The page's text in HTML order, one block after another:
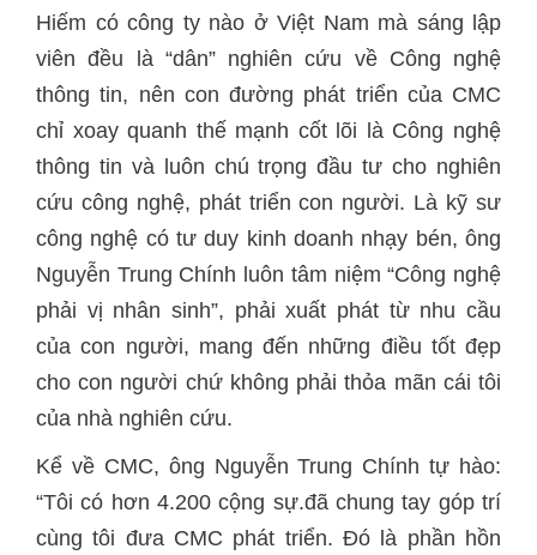
Hiếm có công ty nào ở Việt Nam mà sáng lập
viên đều là “dân” nghiên cứu về Công nghệ
thông tin, nên con đường phát triển của CMC
chỉ xoay quanh thế mạnh cốt lõi là Công nghệ
thông tin và luôn chú trọng đầu tư cho nghiên
cứu công nghệ, phát triển con người. Là kỹ sư
công nghệ có tư duy kinh doanh nhạy bén, ông
Nguyễn Trung Chính luôn tâm niệm “Công nghệ
phải vị nhân sinh”, phải xuất phát từ nhu cầu
của con người, mang đến những điều tốt đẹp
cho con người chứ không phải thỏa mãn cái tôi
của nhà nghiên cứu.
Kể về CMC, ông Nguyễn Trung Chính tự hào:
“Tôi có hơn 4.200 cộng sự.đã chung tay góp trí
cùng tôi đưa CMC phát triển. Đó là phần hồn